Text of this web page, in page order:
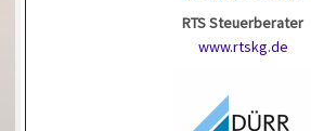
RTS Steuerberater
www.rtskg.de